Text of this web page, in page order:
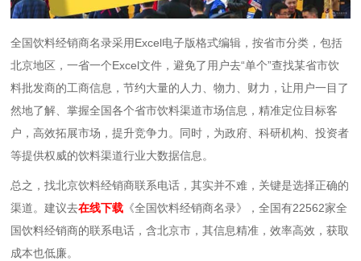
全国饮料经销商名录采用Excel电子版格式编辑，按省市分类，包括
北京地区，一省一个Excel文件，避免了用户去“单个”查找某省市饮
料批发商的工商信息，节约大量的人力、物力、财力，让用户一目了
然地了解、掌握全国各个省市饮料渠道市场信息，精准定位目标客
户，高效拓展市场，提升竞争力。同时，为政府、科研机构、投资者
等提供权威的饮料渠道行业大数据信息。
总之，找北京饮料经销商联系电话，其实并不难，关键是选择正确的
渠道。建议去在线下载 《全国饮料经销商名录》，全国有22562家全
国饮料经销商的联系电话，含北京市，其信息精准，效率高效，获取
成本也低廉。